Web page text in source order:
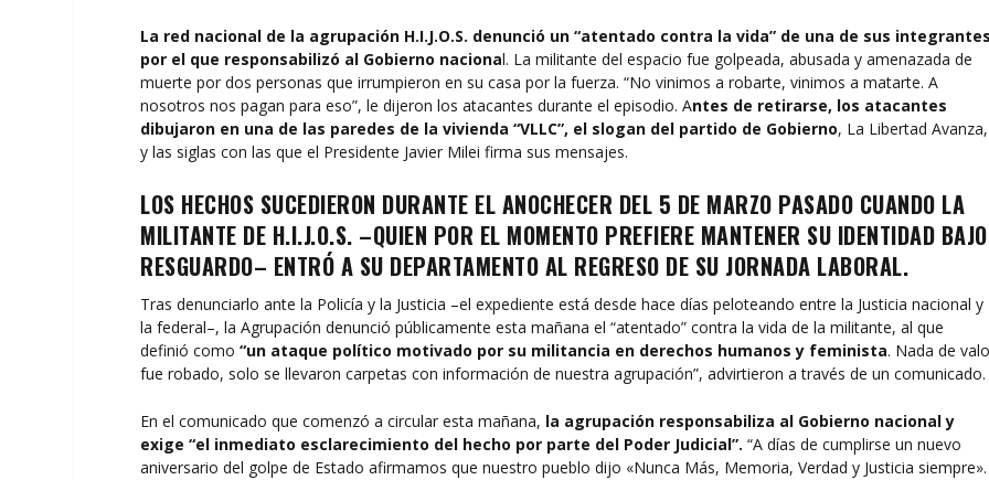
La red nacional de la agrupación H.I.J.O.S. denunció un “atentado contra la vida” de una de sus
por el que responsabilizó al Gobierno nacional. La militante del espacio fue golpeada, abusada y amenazada de
muerte por dos personas que irrumpieron en su casa por la fuerza. “No vinimos a robarte, vinimos a matarte. A
nosotros nos pagan para eso”, le dijeron los atacantes durante el episodio. Antes de retirarse, los atacantes
dibujaron en una de las paredes de la vivienda “VLLC”, el slogan del partido de Gobierno, La Libertad Avanza,
y las siglas con las que el Presidente Javier Milei firma sus mensajes.
LOS HECHOS SUCEDIERON DURANTE EL ANOCHECER DEL 5 DE MARZO PASADO CUANDO LA
MILITANTE DE H.I.J.O.S. –QUIEN POR EL MOMENTO PREFIERE MANTENER SU IDENTIDAD BAJO
RESGUARDO– ENTRÓ A SU DEPARTAMENTO AL REGRESO DE SU JORNADA LABORAL.
Tras denunciarlo ante la Policía y la Justicia –el expediente está desde hace días peloteando entre la Justicia nacional y
la federal–, la Agrupación denunció públicamente esta mañana el “atentado” contra la vida de la militante, al que
definió como “un ataque político motivado por su militancia en derechos humanos y feminista. Nada de
fue robado, solo se llevaron carpetas con información de nuestra agrupación”, advirtieron a través de un comunicado.
En el comunicado que comenzó a circular esta mañana, la agrupación responsabiliza al Gobierno nacional y
exige “el inmediato esclarecimiento del hecho por parte del Poder Judicial”. “A días de cumplirse un nuevo
aniversario del golpe de Estado afirmamos que nuestro pueblo dijo «Nunca Más, Memoria, Verdad y Justicia siempre».